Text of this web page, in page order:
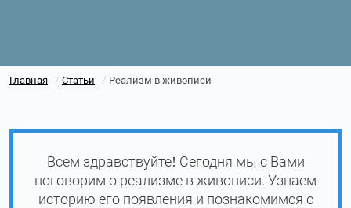
Главная / Статьи / Реализм в живописи
Всем здравствуйте! Сегодня мы с Вами
поговорим о реализме в живописи. Узнаем
историю его появления и познакомимся с